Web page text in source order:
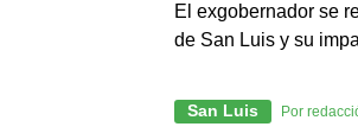
El exgobernador se
de San Luis y su
San Luis Por